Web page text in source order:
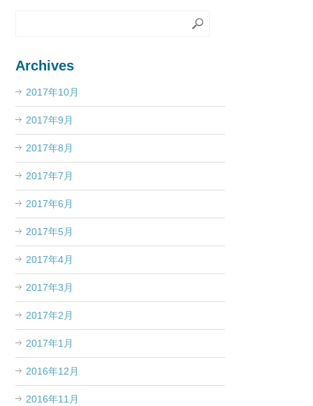
Archives
2017年10月
2017年9月
2017年8月
2017年7月
2017年6月
2017年5月
2017年4月
2017年3月
2017年2月
2017年1月
2016年12月
2016年11月